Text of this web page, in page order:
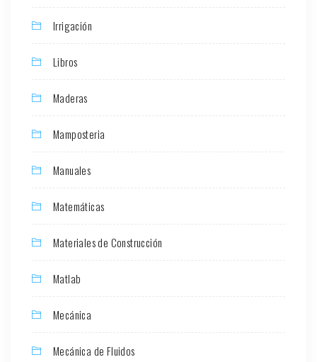
Irrigación
Libros
Maderas
Mamposteria
Manuales
Matemáticas
Materiales de Construcción
Matlab
Mecánica
Mecánica de Fluidos